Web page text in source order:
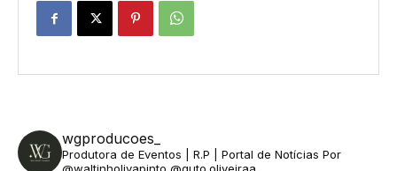
wgproducoes_
Produtora de Eventos | R.P | Portal de Notícias Por